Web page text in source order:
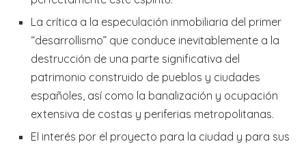
La crítica a la especulación inmobiliaria del primer
“desarrollismo” que conduce inevitablemente a la
destrucción de una parte significativa del
patrimonio construido de pueblos y ciudades
españoles, así como la banalización y ocupación
extensiva de costas y periferias metropolitanas.
El interés por el proyecto para la ciudad y para sus